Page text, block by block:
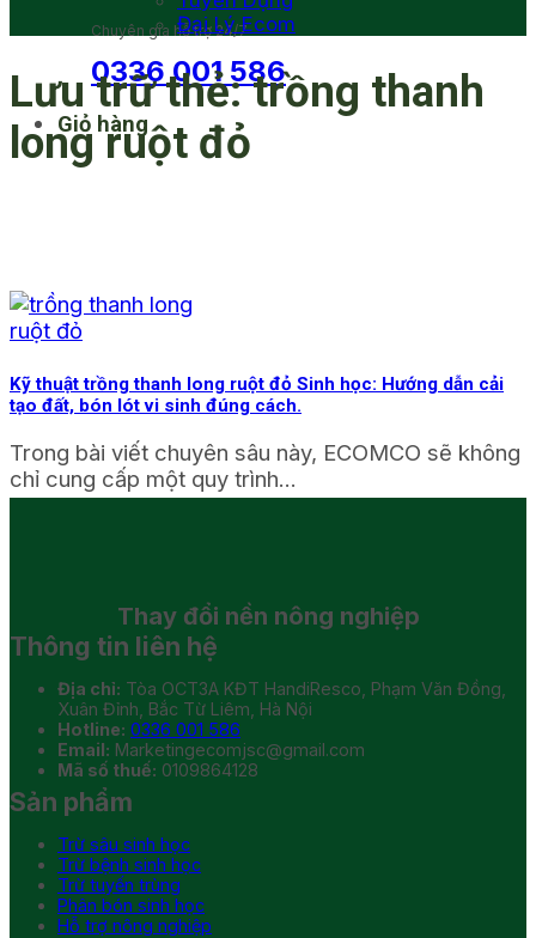
Chuyên gia hỗ trợ 24/7
0336 001 586
Giỏ hàng
Đại Lý Ecom
Lưu trữ thẻ:trồng thanh
long ruột đỏ
Kỹ thuật trồng thanh long ruột đỏ Sinh học: Hướng dẫn cải
tạo đất, bón lót vi sinh đúng cách.
Trong bài viết chuyên sâu này, ECOMCO sẽ không
chỉ cung cấp một quy trình...
Thay đổi nền nông nghiệp
Thông tin liên hệ
Địa chỉ: Tòa OCT3A KĐT HandiResco, Phạm Văn Đồng,
Xuân Đỉnh, Bắc Từ Liêm, Hà Nội
Hotline: 0336 001 586
Email: Marketingecomjsc@gmail.com
Mã số thuế: 0109864128
Sản phẩm
Trừ sâu sinh học
Trừ bệnh sinh học
Trừ tuyến trùng
Phân bón sinh học
Hỗ trợ nông nghiệp